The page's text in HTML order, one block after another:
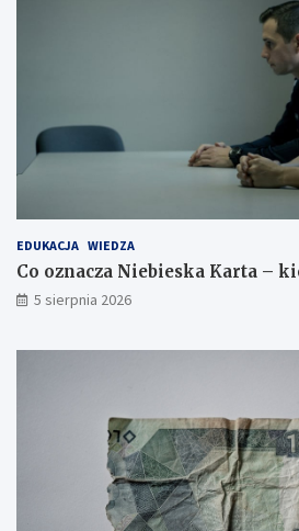
EDUKACJA WIEDZA
Co oznacza Niebieska Karta –
5 sierpnia 2026